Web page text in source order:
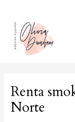
contenido
Renta
Norte